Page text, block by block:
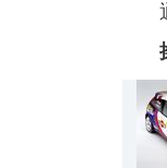
通
操